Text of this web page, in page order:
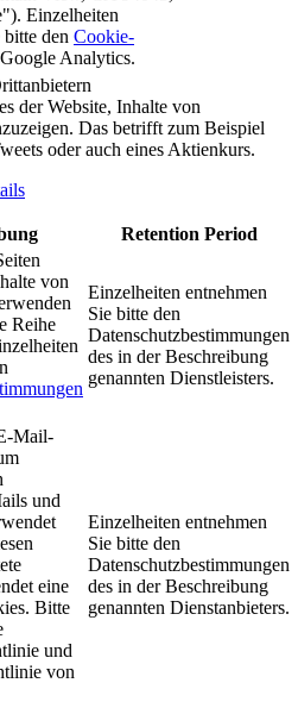
Einzelheiten
bitte den Cookie-
Analytics.
der Website, Inhalte von
Das betrifft zum Beispiel
oder auch eines Aktienkurs.
Retention Period
von
Reihe
Einzelheiten entnehmen
Sie bitte den
Datenschutzbestimmungen
des in der Beschreibung
genannten Dienstleisters.
Mail-
und
eine
Bitte
und
von
Einzelheiten entnehmen
Sie bitte den
Datenschutzbestimmungen
des in der Beschreibung
genannten Dienstanbieters.